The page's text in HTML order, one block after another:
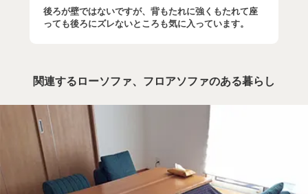
後ろが壁ではないですが、背もたれに強くもたれて座
っても後ろにズレないところも気に入っています。
関連するローソファ、フロアソファのある暮らし